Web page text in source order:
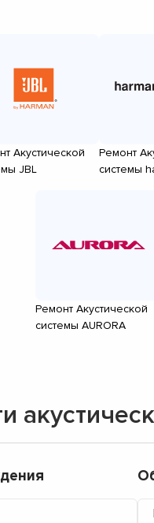
Акустической
JBL
Ремонт
системы
Ремонт Акустической
системы AURORA